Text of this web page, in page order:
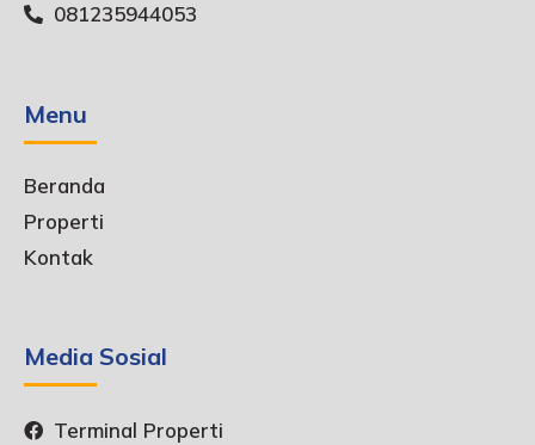
081235944053
Menu
Beranda
Properti
Kontak
Media Sosial
Terminal Properti